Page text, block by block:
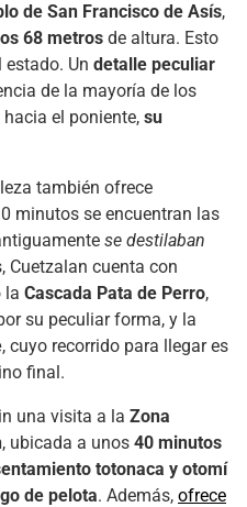
de San Francisco de Asís,
68 metros de altura. Esto
Un detalle peculiar
de la mayoría de los
el poniente, su
también ofrece
minutos se encuentran las
se destilaban
Cuetzalan cuenta con
la Cascada Pata de Perro,
su peculiar forma, y la
, cuyo recorrido para llegar es
final.
una visita a la Zona
, ubicada a unos 40 minutos
totonaca y otomí
de pelota. Además, ofrece